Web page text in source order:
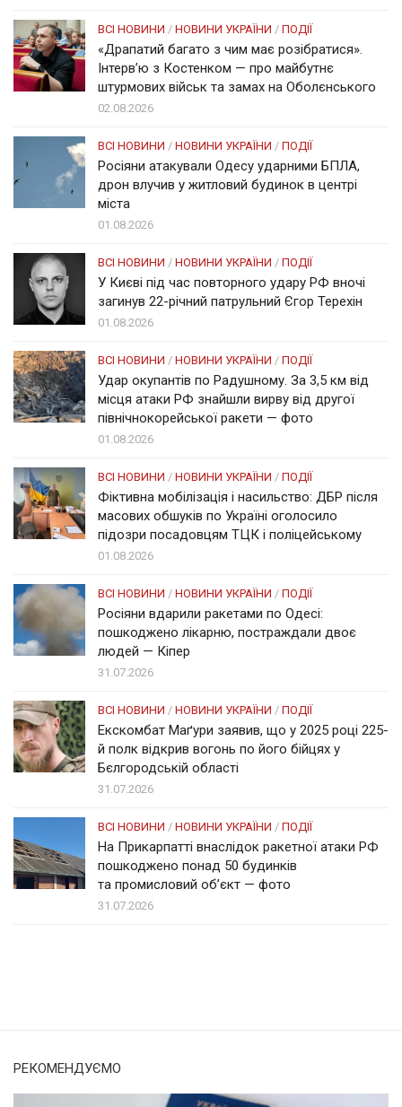
ВСІ НОВИНИ / НОВИНИ УКРАЇНИ / ПОДІЇ
«Драпатий багато з чим має розібратися».
Інтерв’ю з Костенком — про майбутнє
штурмових військ та замах на Оболєнського
02.08.2026
ВСІ НОВИНИ / НОВИНИ УКРАЇНИ / ПОДІЇ
Росіяни атакували Одесу ударними БПЛА,
дрон влучив у житловий будинок в центрі
міста
01.08.2026
ВСІ НОВИНИ / НОВИНИ УКРАЇНИ / ПОДІЇ
У Києві під час повторного удару РФ вночі
загинув 22-річний патрульний Єгор Терехін
01.08.2026
ВСІ НОВИНИ / НОВИНИ УКРАЇНИ / ПОДІЇ
Удар окупантів по Радушному. За 3,5 км від
місця атаки РФ знайшли вирву від другої
північнокорейської ракети — фото
01.08.2026
ВСІ НОВИНИ / НОВИНИ УКРАЇНИ / ПОДІЇ
Фіктивна мобілізація і насильство: ДБР після
масових обшуків по Україні оголосило
підозри посадовцям ТЦК і поліцейському
01.08.2026
ВСІ НОВИНИ / НОВИНИ УКРАЇНИ / ПОДІЇ
Росіяни вдарили ракетами по Одесі:
пошкоджено лікарню, постраждали двоє
людей — Кіпер
31.07.2026
ВСІ НОВИНИ / НОВИНИ УКРАЇНИ / ПОДІЇ
Екскомбат Маґури заявив, що у 2025 році 225-
й полк відкрив вогонь по його бійцях у
Бєлгородській області
31.07.2026
ВСІ НОВИНИ / НОВИНИ УКРАЇНИ / ПОДІЇ
На Прикарпатті внаслідок ракетної атаки РФ
пошкоджено понад 50 будинків
та промисловий об’єкт — фото
31.07.2026
РЕКОМЕНДУЄМО